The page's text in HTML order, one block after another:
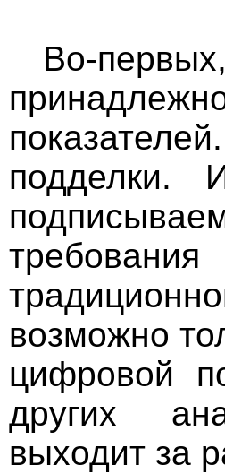
Во-
подделки.
возможно
цифровой
других
выходит за